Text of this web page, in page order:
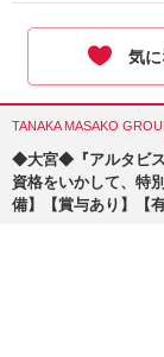
気
TANAKA MASAKO
◆大宮◆『アルタビス
資格をいかして、特
備】【賞与あり】【